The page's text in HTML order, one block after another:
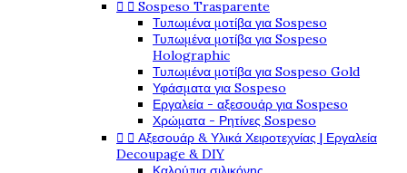
  Sospeso Trasparente
Τυπωμένα μοτίβα για Sospeso
Τυπωμένα μοτίβα για Sospeso
Holographic
Τυπωμένα μοτίβα για Sospeso Gold
Υφάσματα για Sospeso
Εργαλεία - αξεσουάρ για Sospeso
Χρώματα - Ρητίνες Sospeso
  Αξεσουάρ & Υλικά Χειροτεχνίας | Εργαλεία
Decoupage & DIY